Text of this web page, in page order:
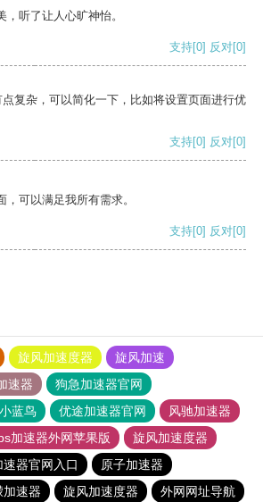
听了让人心旷神怡。
支持[0] 反对[0]
复杂，可以简化一下，比如将设置页面进行优
支持[0] 反对[0]
可以满足我所有需求。
支持[0] 反对[0]
旋风加速度器
旋风加速
速器
狗急加速器官网
小蓝鸟 优途加速器官网
风驰加速器
加速器外网苹果版
旋风加速度器
速器官网入口
原子加速器
加速器 旋风加速度器
外网网址导航